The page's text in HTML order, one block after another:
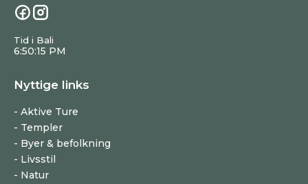
Tid i Bali
6:50:16 PM
Nyttige links
Aktive Ture
Templer
Byer & befolkning
Livsstil
Natur